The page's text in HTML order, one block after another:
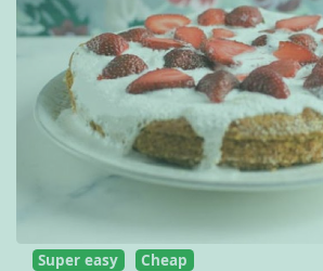
Super easy Cheap